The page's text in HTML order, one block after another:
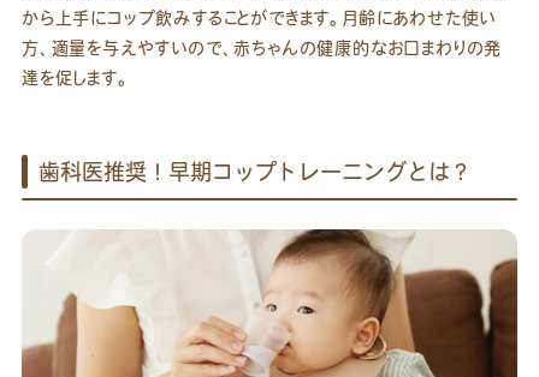
から上手にコップ飲みすることができます。月齢にあわせた使い
方、適量を与えやすいので、赤ちゃんの健康的なお口まわりの発
達を促します。
歯科医推奨！早期コップトレーニングとは？